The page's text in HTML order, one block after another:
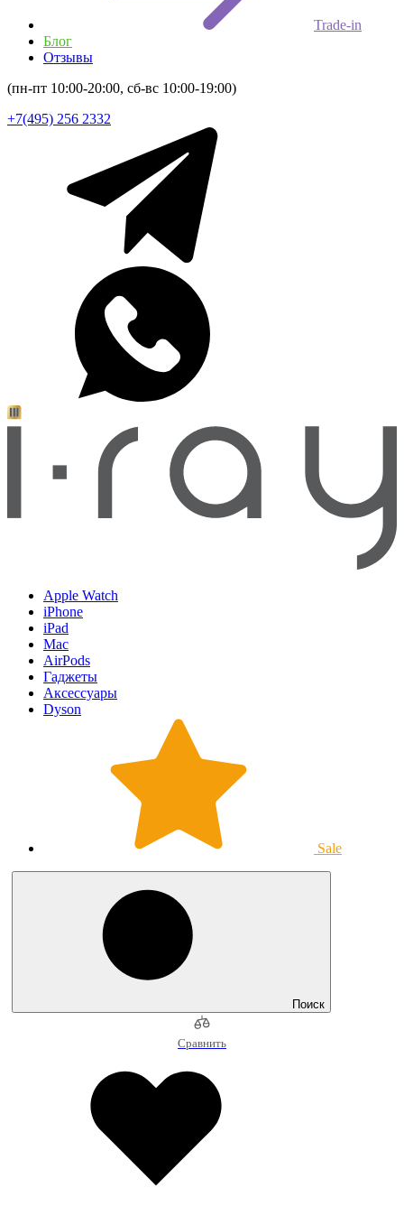
Trade-in
Блог
Отзывы
(пн-пт 10:00-20:00, сб-вс 10:00-19:00)
+7(495) 256 2332
Apple Watch
iPhone
iPad
Mac
AirPods
Гаджеты
Аксессуары
Dyson
Sale
Поиск
Сравнить